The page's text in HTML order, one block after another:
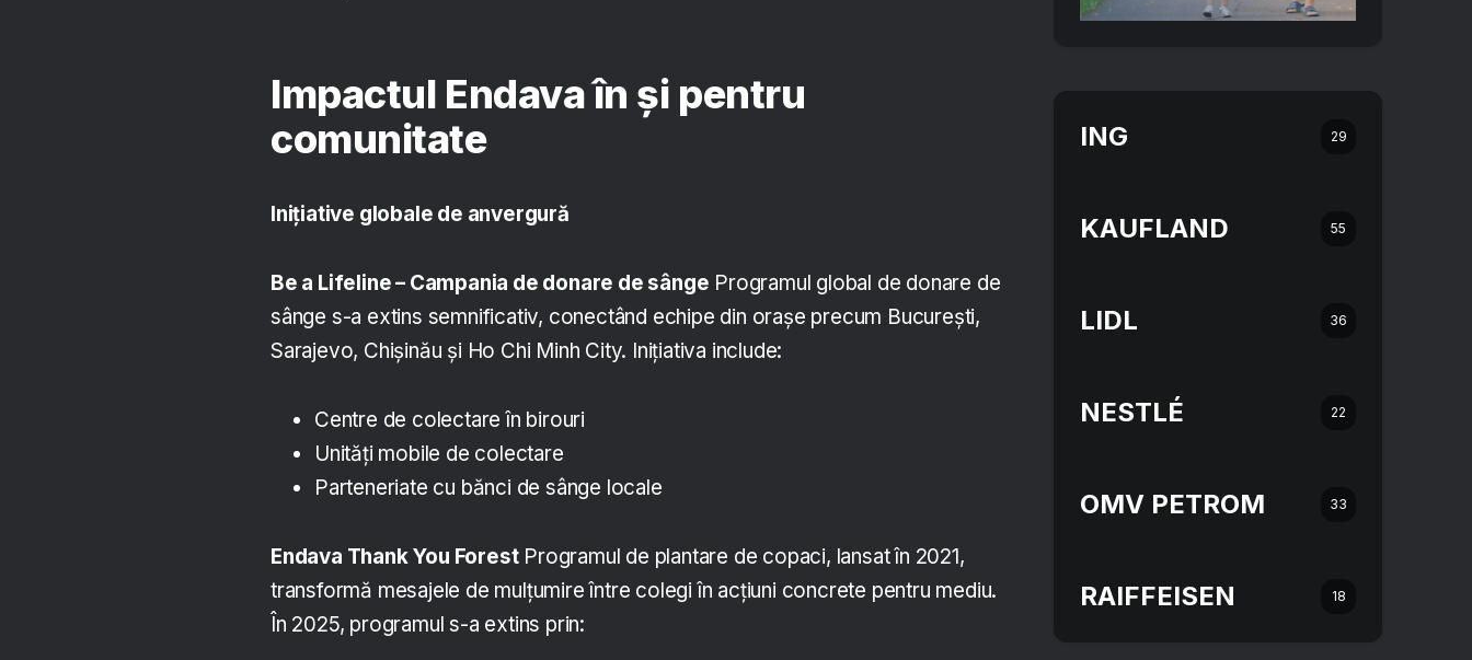
Impactul Endava în și pentru
comunitate
Inițiative globale de anvergură
Be a Lifeline – Campania de donare de sânge Programul global de donare de
sânge s-a extins semnificativ, conectând echipe din orașe precum București,
Sarajevo, Chișinău și Ho Chi Minh City. Inițiativa include:
Centre de colectare în birouri
Unități mobile de colectare
Parteneriate cu bănci de sânge locale
Endava Thank You ForestProgramul de plantare de copaci, lansat în 2021,
transformă mesajele de mulțumire între colegi în acțiuni concrete pentru mediu.
În 2025, programul s-a extins prin:
ING 29
KAUFLAND 55
LIDL 36
NESTLÉ 22
OMV PETROM 33
RAIFFEISEN 18